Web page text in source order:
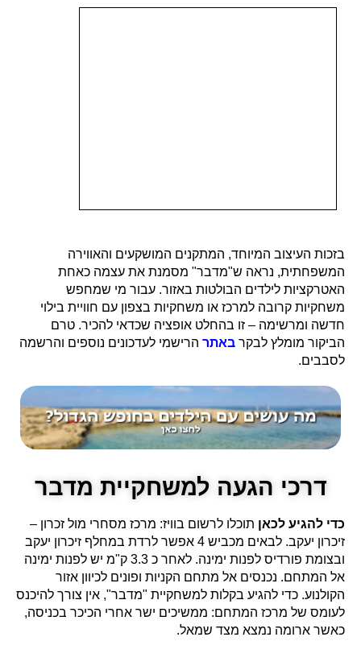
בזכות העיצוב המיוחד, המתקנים המושקעים והאווירה
המשפחתית, נראה ש"מדבר" מסמנת את עצמה כאחת
האטרקציות לילדים הבולטות באזור. עבור מי שמחפש
משחקיות קרובה למרכז או משחקיות בצפון עם חוויית בילוי
חדשה ומרשימה – זו בהחלט אופציה שכדאי להכיר. טרם
הביקור מומלץ לבקר באתר הרישמי לעדכונים נוספים והרשמה
לסבבים.
דרכי הגעה למשחקיית מדבר
כדי להגיע לכאן תוכלו לרשום בוויז: מרכז מסחרי מול זכרון –
זיכרון יעקב. לבאים מכביש 4 אפשר לרדת במחלף זיכרון יעקב
ובצומת פורדיס לפנות ימינה. לאחר כ 3.3 ק"מ יש לפנות ימינה
אל המתחם. נכנסים אל מתחם הקניות ופונים לכיוון אזור
הקולנוע. כדי להגיע בקלות למשחקיית "מדבר", אין צורך להיכנס
לעומס של מרכז המתחם: ממשיכים ישר אחרי הכיכר בכניסה,
כאשר ארומה נמצא מצד שמאל.